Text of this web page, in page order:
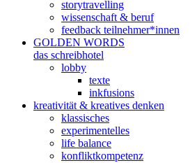
storytravelling
wissenschaft & beruf
feedback teilnehmer*innen
GOLDEN WORDS
das schreibhotel
lobby
texte
inkfusions
kreativität & kreatives denken
klassisches
experimentelles
life balance
konfliktkompetenz